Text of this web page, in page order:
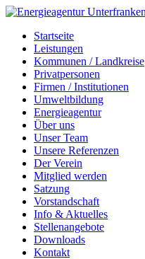
Zum
springenStartseite
Leistungen
Kommunen / Landkreise
Privatpersonen
Firmen / Institutionen
Umweltbildung
Energieagentur
Über uns
Unser Team
Unsere Referenzen
Der Verein
Mitglied werden
Satzung
Vorstandschaft
Info & Aktuelles
Stellenangebote
Downloads
Kontakt